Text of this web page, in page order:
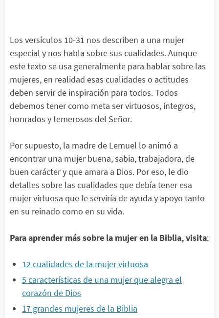
Los versículos 10-31 nos describen a una mujer
especial y nos habla sobre sus cualidades. Aunque
este texto se usa generalmente para hablar sobre las
mujeres, en realidad esas cualidades o actitudes
deben servir de inspiración para todos. Todos
debemos tener como meta ser virtuosos, íntegros,
honrados y temerosos del Señor.
Por supuesto, la madre de Lemuel lo animó a
encontrar una mujer buena, sabia, trabajadora, de
buen carácter y que amara a Dios. Por eso, le dio
detalles sobre las cualidades que debía tener esa
mujer virtuosa que le serviría de ayuda y apoyo tanto
en su reinado como en su vida.
Para aprender más sobre la mujer en la Biblia, visita:
12 cualidades de la mujer virtuosa
5 características de una mujer que alegra el
corazón de Dios
17 grandes mujeres de la Biblia